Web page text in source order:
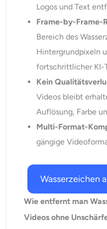
Logos und Text
Frame-by-Frame-
Bereich des
Hintergrundpixeln
fortschrittlicher KI-
Kein
Videos bleibt
Auflösung, Farbe
Multi-Format-
gängige
Wasserzeichen
Wie entfernt man
Videos ohne